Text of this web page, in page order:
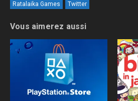
Ratalaika Games
Twitter
Vous aimerez aussi